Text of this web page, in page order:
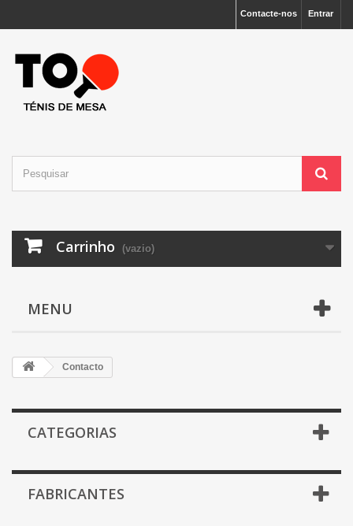
Entrar
Contacte-nos
Carrinho (vazio)
MENU
Contacto
CATEGORIAS
FABRICANTES